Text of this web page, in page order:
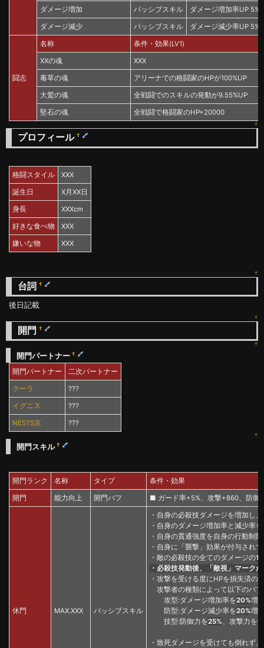
ダメージ増加 パッシブスキル ダメージ増加率UP
ダメージ減少 パッシブスキル ダメージ減少率UP
闘志
名称 条件・効果(LV1)
XXの魂 XXX
毒草の魂 アリーナでの格闘家のHPが100%UP
大鷲の魂 全戦闘でのスキルの発動が9.55%UP
堅石の魂 全戦闘で格闘家のHP+20000
↑
プロフィール †
格闘スタイル XXX
誕生日 X月XX日
身長 XXXcm
好きな食べ物 XXX
嫌いな物 XXX
↑
台詞 †
後日記載
↑
開門 †
↑
開門パートナー †
開門パートナー 二次パートナー
クーラ ???
イグニス ???
NESTS京 ???
↑
開門スキル†
開門ランク 名称 タイプ 条件・効果
開門 能力向上 開門バフ ■ ガード率+5%、攻撃+860、防御
休門 MAX.XXX パッシブスキル
・自身の必殺技ダメージを増加し
・自身のダメージ増加率と減少率
・自身の貫通強度を自身の行動制
・自身に「襲撃」効果が付与され
・敵の必殺技の全てのダメージの
・必殺技発動後、「敵視」マーク
・攻撃を受ける度にHPを損失済の
攻撃者の種類によって以下のバ
攻型:ダメージ増加率を20%増
防型:ダメージ減少率を20%増
技型:防御力を25% 、攻撃力を
・致死ダメージを受けても倒れず